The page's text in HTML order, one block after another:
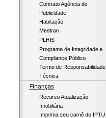
Contrato Agência de
Publicidade
Habitação
Medtran
PLHIS
Programa de Integridade e
Compliance Público
Termo de Responsabilidade
Técnica
Finanças
Recurso Atualização
Imobiliária
Imprima seu carnê do IPTU